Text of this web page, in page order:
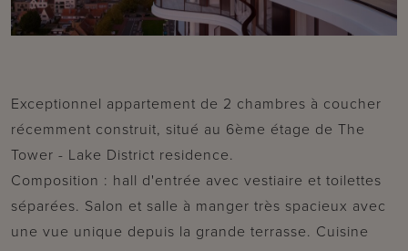
Exceptionnel appartement de 2 chambres à coucher
récemment construit, situé au 6ème étage de The
Tower - Lake District residence.
Composition : hall d'entrée avec vestiaire et toilettes
séparées. Salon et salle à manger très spacieux avec
une vue unique depuis la grande terrasse. Cuisine